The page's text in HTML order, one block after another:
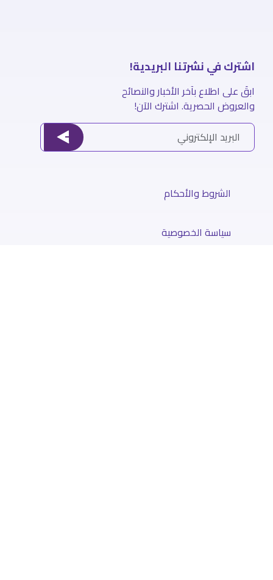
اشترك في نشرتنا البريدية!
ابقَ على اطلاع بآخر الأخبار والنصائح
والعروض الحصرية. اشترك الآن!
الشروط والأحكام
سياسة الخصوصية